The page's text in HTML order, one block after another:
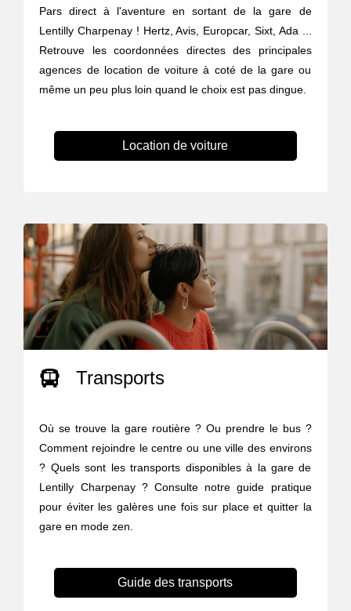
Pars direct à l'aventure en sortant de la gare de
Lentilly Charpenay ! Hertz, Avis, Europcar, Sixt, Ada ...
Retrouve les coordonnées directes des principales
agences de location de voiture à coté de la gare ou
même un peu plus loin quand le choix est pas dingue.
Location de voiture
Transports
Où se trouve la gare routière ? Ou prendre le bus ?
Comment rejoindre le centre ou une ville des environs
? Quels sont les transports disponibles à la gare de
Lentilly Charpenay ? Consulte notre guide pratique
pour éviter les galères une fois sur place et quitter la
gare en mode zen.
Guide des transports